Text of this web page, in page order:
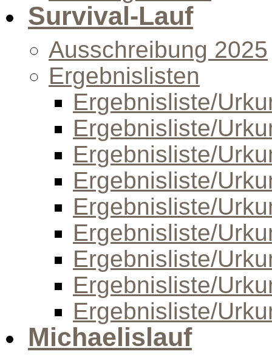
Survival-Lauf
Ausschreibung 2025
Ergebnislisten
Ergebnisliste/
Ergebnisliste/
Ergebnisliste/
Ergebnisliste/
Ergebnisliste/
Ergebnisliste/
Ergebnisliste/
Ergebnisliste/
Ergebnisliste/
Michaelislauf